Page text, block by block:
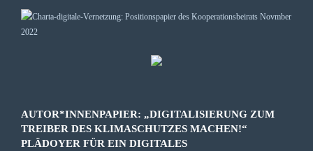
AUTOR*INNENPAPIER: „DIGITALISIERUNG ZUM
TREIBER DES KLIMASCHUTZES MACHEN!“
PLÄDOYER FÜR EIN DIGITALES